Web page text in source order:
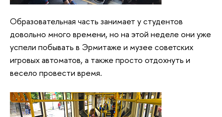
Образовательная часть занимает у студентов
довольно много времени, но на этой неделе они уже
успели побывать в Эрмитаже и музее советских
игровых автоматов, а также просто отдохнуть и
весело провести время.